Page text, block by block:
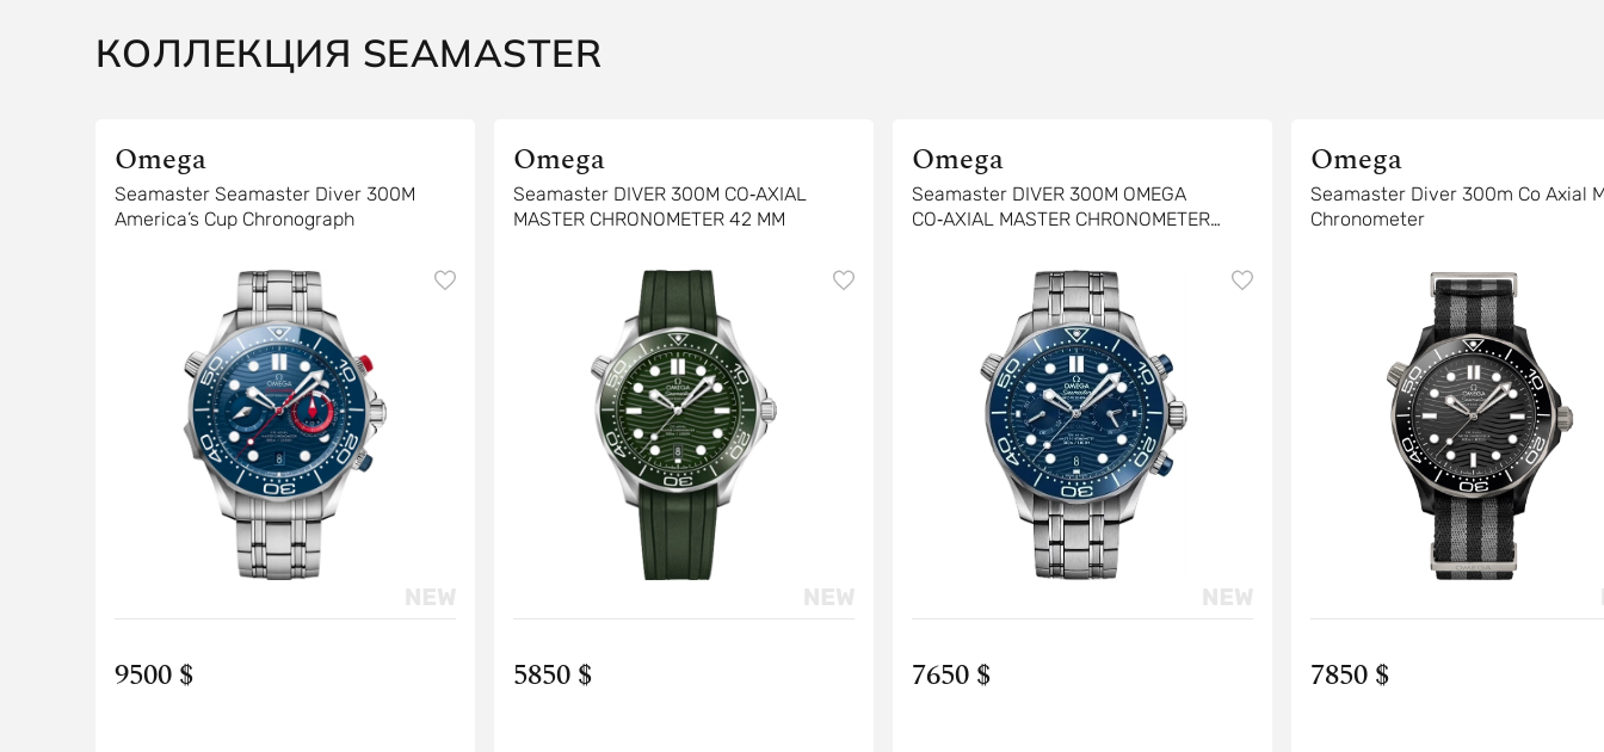
КОЛЛЕКЦИЯ SEAMASTER
Omega
Seamaster Seamaster Diver 300M
America’s Cup Chronograph
9500 $
Omega
Seamaster DIVER 300M CO‑AXIAL
MASTER CHRONOMETER 42 MM
5850 $
Omega
Seamaster DIVER 300M OMEGA
CO‑AXIAL MASTER CHRONOMETER
7650 $
Omega
Seamaster Diver 300m Co Axial
Chronometer
7850 $